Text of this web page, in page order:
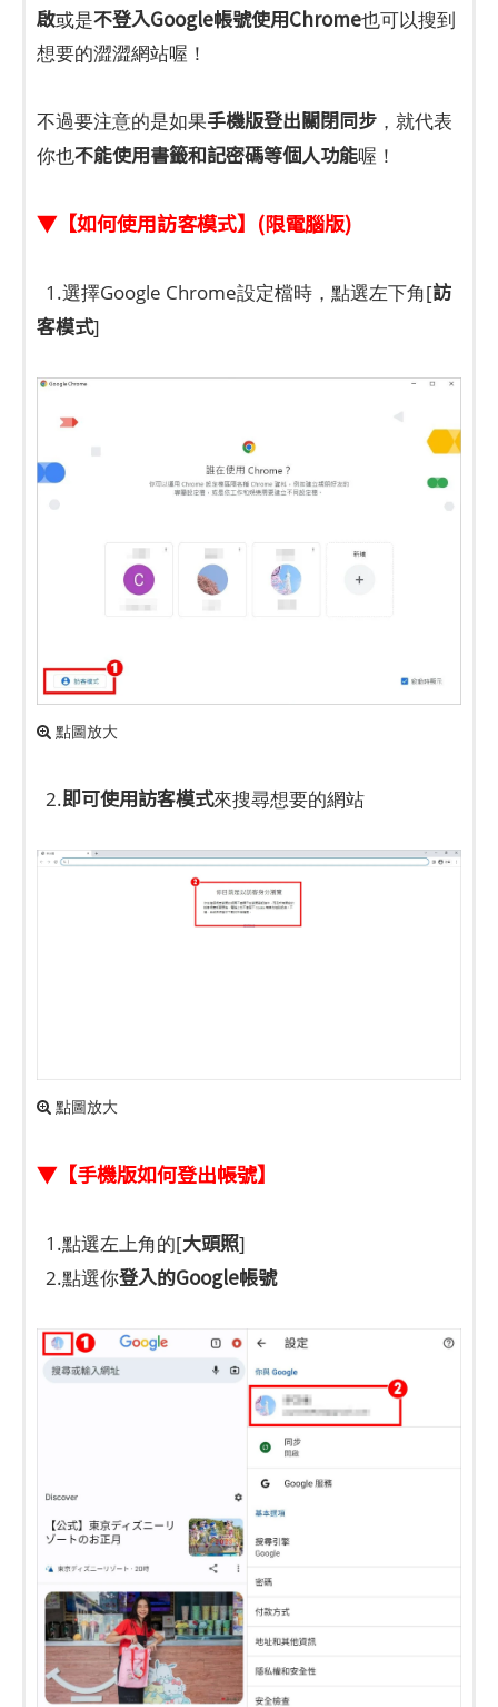
啟或是不登入Google帳號使用Chrome也可以搜到
想要的澀澀網站喔！
不過要注意的是如果手機版登出關閉同步 ，就代表
你也不能使用書籤和記密碼等個人功能喔！
▼【如何使用訪客模式】(限電腦版)
1.選擇Google Chrome設定檔時，點選左下角[訪
客模式]
點圖放大
2.即可使用訪客模式來搜尋想要的網站
點圖放大
▼【手機版如何登出帳號】
1.點選左上角的[大頭照]
2.點選你登入的Google帳號